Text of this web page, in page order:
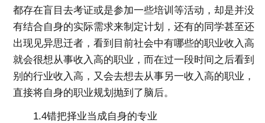
都存在盲目去考证或是参加一些培训等活动，却是并没
有结合自身的实际需求来制定计划，还有的同学甚至还
出现见异思迁者，看到目前社会中有哪些的职业收入高
就会很想从事收入高的职业，而在过一段时间之后看到
别的行业收入高，又会去想去从事另一收入高的职业，
直接将自身的职业规划抛到了脑后。
1.4错把择业当成自身的专业